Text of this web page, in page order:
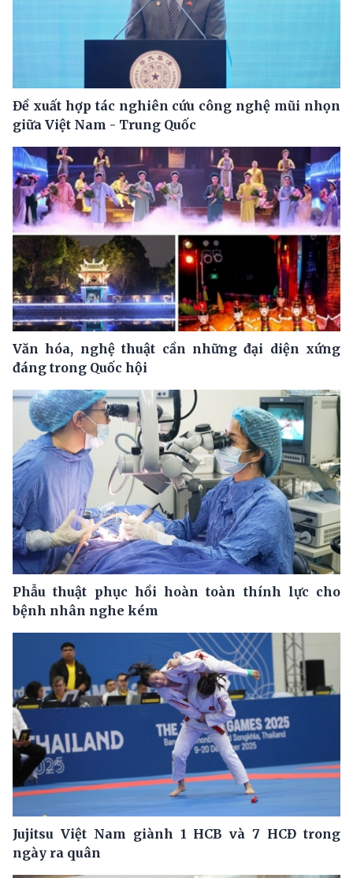
Đề xuất hợp tác nghiên cứu công nghệ mũi nhọn
giữa Việt Nam - Trung Quốc
Văn hóa, nghệ thuật cần những đại diện xứng
đáng trong Quốc hội
Phẫu thuật phục hồi hoàn toàn thính lực cho
bệnh nhân nghe kém
Jujitsu Việt Nam giành 1 HCB và 7 HCĐ trong
ngày ra quân